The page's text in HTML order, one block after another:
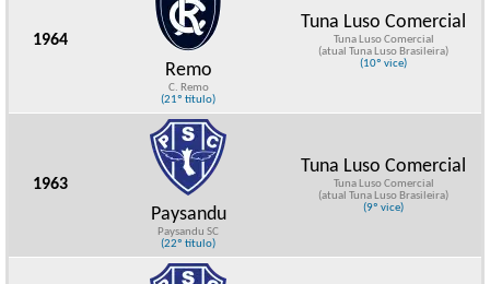
1964
Remo
C. Remo
(21º título)
Tuna Luso Comercial
Tuna Luso Comercial
(atual Tuna Luso Brasileira)
(10º vice)
1963
Paysandu
Paysandu SC
(22º título)
Tuna Luso Comercial
Tuna Luso Comercial
(atual Tuna Luso Brasileira)
(9º vice)